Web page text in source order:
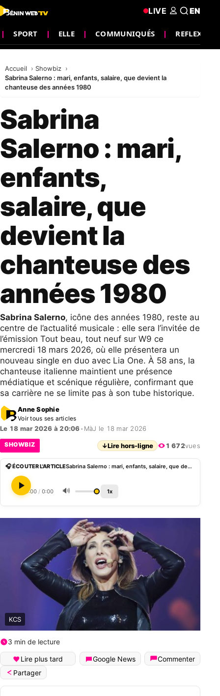
SPORT ELLE COMMUNIQUÉS REFLEXION
LIVE EN
Accueil
Showbiz
Sabrina Salerno : mari, enfants, salaire, que devient la
chanteuse des années 1980
Sabrina
Salerno : mari,
enfants,
salaire, que
devient la
chanteuse des
années 1980
Sabrina Salerno, icône des années 1980, reste au
centre de l’actualité musicale : elle sera l’invitée de
l’émission Tout beau, tout neuf sur W9 ce
mercredi 18 mars 2026, où elle présentera un
nouveau single en duo avec Lia One. À 58 ans, la
chanteuse italienne maintient une présence
médiatique et scénique régulière, confirmant que
sa carrière ne se limite pas à son tube historique.
Anne Sophie
Voir tous ses articles
Le 18 mar 2026 à 20:06• MàJ le 18 mar 2026
SHOWBIZ ↓Lire hors-ligne 1 672vues
🎧 ÉCOUTER L'ARTICLE Sabrina Salerno : mari, enfants, salaire, que devient la chanteuse des années 1980
0:00 / 0:00 🔊 1x
KCS
3 min de lecture
Lire plus tard Google News
Commenter
Partager